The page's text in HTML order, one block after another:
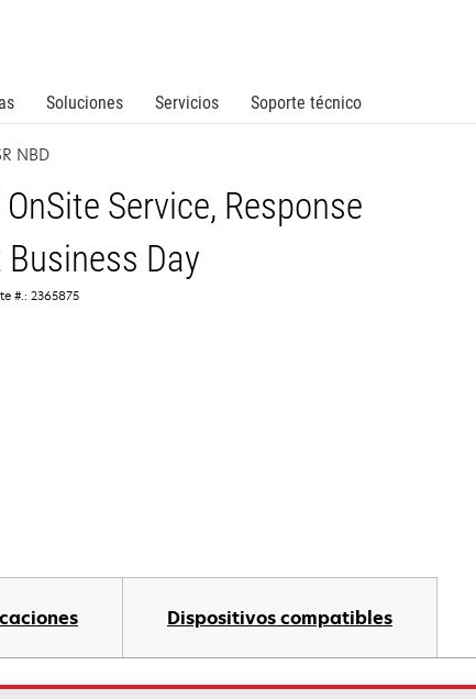
Soluciones Servicios Soporte técnico
NBD
Service, Response
Day
#.: 2365875
Dispositivos compatibles